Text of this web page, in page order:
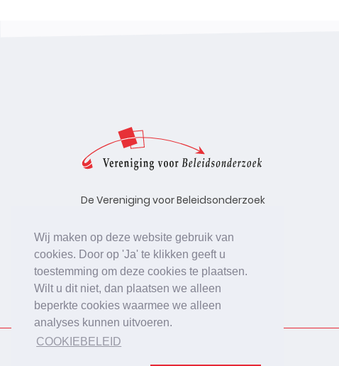
Wij maken op deze website gebruik van
cookies. Door op 'Ja' te klikken geeft u
toestemming om deze cookies te plaatsen.
Wilt u dit niet, dan plaatsen we alleen
beperkte cookies waarmee we alleen
analyses kunnen uitvoeren.
COOKIEBELEID
De Vereniging voor Beleidsonderzoek
bevorderen van beleidsonderzoek,
uitgevoerd in opdracht van
beleidsinstanties, uitvoerende
organisaties en bedrijfsleven.